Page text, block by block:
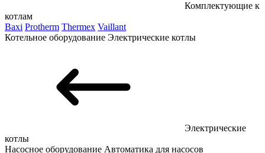
Комплектующие к
котлам
Baxi Protherm Thermex Vaillant
Котельное оборудование Электрические котлы
Электрические
котлы
Насосное оборудование Автоматика для насосов